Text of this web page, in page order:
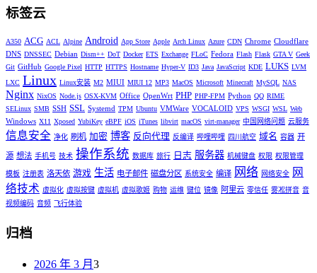
标签云
A350 ACG ACL Alpine Android App Store Apple Arch Linux Azure CDN Chrome Cloudflare
DNS DNSSEC Debian Dism++ DoT Docker ETS Exchange FLoC Fedora Flash Flask GTA V Geek
Git GitHub Google Pixel HTTP HTTPS Hostname Hyper-V ID3 Java JavaScript KDE LUKS LVM
LXC Linux Linux安装 M2 MIUI MIUI 12 MP3 MacOS Microsoft Minecraft MySQL NAS
Nginx NixOS Node.js OSX-KVM Office OpenWrt PHP PHP-FPM Python QQ RIME
SELinux SMB SSH SSL Systemd TPM Ubuntu VMWare VOCALOID VPS WSGI WSL Web
Windows X11 Xposed YubiKey eBPF iOS iTunes libvirt macOS virt-manager 中国网络问题 云服务
信息安全 净化 刷机 加密 博客 反向代理 反编译 哔哩哔哩 四川航空 域名 容器 开
源 想法 手机号 技术 操作系统 数据库 旅行 日志 服务器 机械键盘 权限 权限管理
模板 注册表 洛天依 游戏 生活 电子邮件 磁盘分区 系统安全 编译 网络 网络安全
网
络技术 虚拟化 虚拟按键 虚拟机 虚拟歌姬 购物 运维 键位 镜像 阿里云 零信任 雾凇拼音 音
视频编码 音频 飞行体验
归档
2026 年 3 月 3